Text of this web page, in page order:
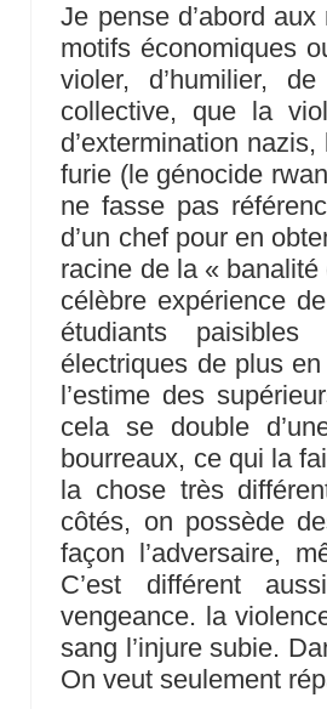
Je pense d’abord
motifs économiques
violer, d’humilier,
collective, que la
d’extermination
furie (le génocide
ne fasse pas
d’un chef pour en
racine de la «
célèbre expérience
étudiants paisibles
électriques de plus
l’estime des
cela se double
bourreaux, ce qui la
la chose très
côtés, on possède
façon l’adversaire,
C’est différent
vengeance. la
sang l’injure subie.
On veut seulement